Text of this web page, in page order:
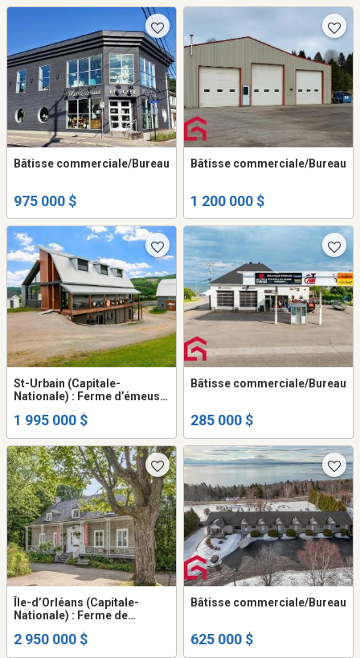
Bâtisse commerciale/Bureau
975 000 $
Bâtisse commerciale/Bureau
1 200 000 $
St-Urbain (Capitale-
Nationale) : Ferme d’émeus
1 995 000 $
Bâtisse commerciale/Bureau
285 000 $
Île-d’Orléans (Capitale-
Nationale) : Ferme de
transformation de lait de
2 950 000 $
Bâtisse commerciale/Bureau
625 000 $